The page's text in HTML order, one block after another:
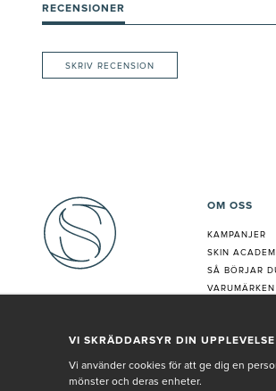
RECENSIONER
SKRIV RECENSION
OM OSS
KAMPANJER
SKIN
SÅ BÖRJAR
VARUMÄRKEN
VÅR
VI SKRÄDDARSYR DIN UPPLEVELSE
Vi använder cookies för att ge dig en
mönster och deras enheter.